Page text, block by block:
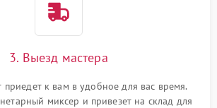
3. Выезд мастера
приедет к вам в удобное для вас время.
миксер и привезет на склад для